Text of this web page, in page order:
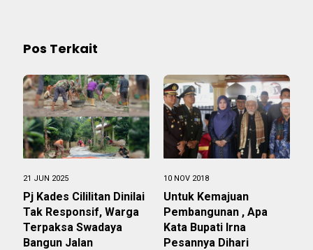
Pos Terkait
21 JUN 2025
Pj Kades Cililitan Dinilai
Tak Responsif, Warga
Terpaksa Swadaya
Bangun Jalan
10 NOV 2018
Untuk Kemajuan
Pembangunan , Apa
Kata Bupati Irna
Pesannya Dihari